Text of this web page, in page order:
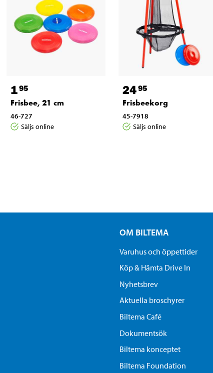
195
Frisbee, 21 cm
46-727
Säljs online
2495
Frisbeekorg
45-7918
Säljs online
OM BILTEMA
Varuhus och öppettider
Köp & Hämta Drive In
Nyhetsbrev
Aktuella broschyrer
Biltema Café
Dokumentsök
Biltema konceptet
Biltema Foundation